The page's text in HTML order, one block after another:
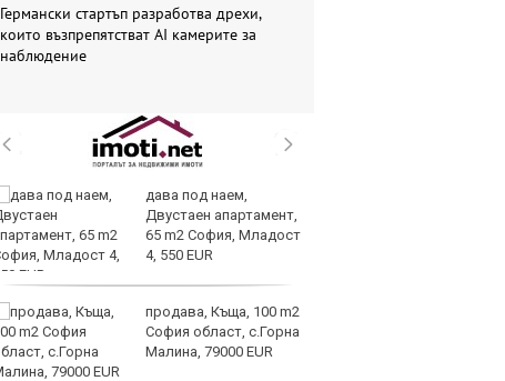
Германски стартъп разработва дрехи,
които възпрепятстват AI камерите за
наблюдение
дава под наем,
Двустаен апартамент,
65 m2 София, Младост
4, 550 EUR
продава, Къща, 100 m2
София област, с.Горна
Малина, 79000 EUR